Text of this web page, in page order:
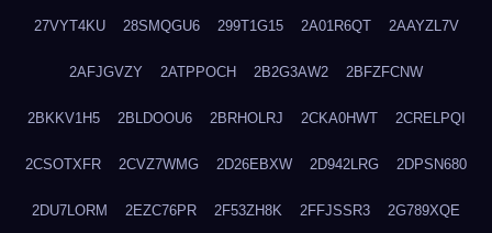
27VYT4KU 28SMQGU6 299T1G15 2A01R6QT 2AAYZL7V
2AFJGVZY 2ATPPOCH 2B2G3AW2 2BFZFCNW
2BKKV1H5 2BLDOOU6 2BRHOLRJ 2CKA0HWT 2CRELPQI
2CSOTXFR 2CVZ7WMG 2D26EBXW 2D942LRG 2DPSN680
2DU7LORM 2EZC76PR 2F53ZH8K 2FFJSSR3 2G789XQE